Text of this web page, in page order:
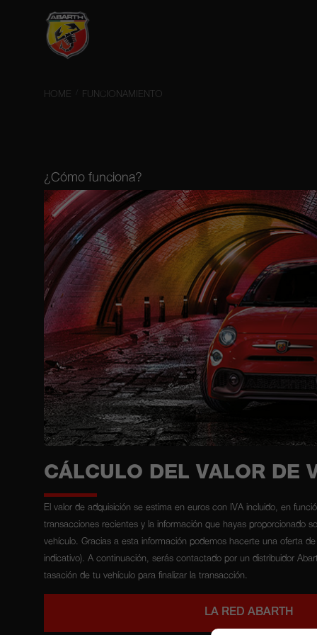
HOME FUNCIONAMIENTO
¿Cómo funciona?
CÁLCULO DEL VALOR DE
El valor de adquisición se estima en euros con IVA incluido, en
transacciones recientes y la información que hayas proporcionado
vehículo. Gracias a esta información podemos hacerte una oferta
indicativo). A continuación, serás contactado por un distribuidor
tasación de tu vehículo para finalizar la transacción.
LA RED ABARTH